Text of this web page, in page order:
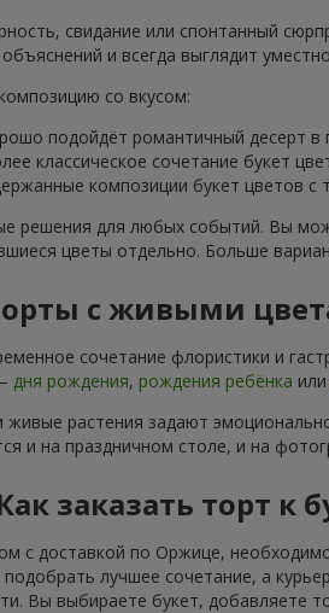
свидание или спонтанный
и всегда выглядит
со вкусом:
подойдёт романтичный десерт в
классическое сочетание букет
композиции букет цветов с
решения для любых событий. Вы
цветы отдельно. Больше
с живыми
сочетание флористики и
дня рождения, рождения ребёнка или
растения задают
и на праздничном столе, и на
заказать торт к
с доставкой по Оржице,
лучшее сочетание, а
Вы выбираете букет, добавляете